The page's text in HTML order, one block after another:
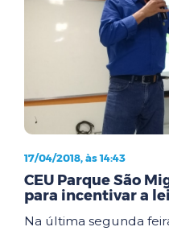
17/04/2018, às 14:43
CEU Parque São
para incentivar a
Na última segunda